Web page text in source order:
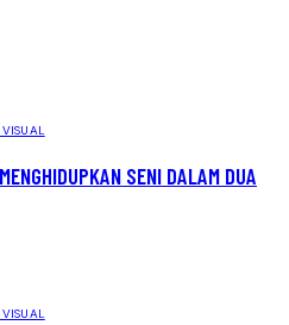
VISUAL
SENI DALAM DUA
VISUAL